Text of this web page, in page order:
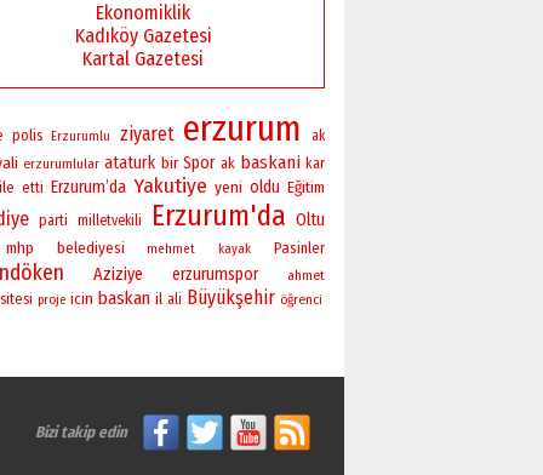
Ekonomiklik
Kadıköy Gazetesi
Kartal Gazetesi
polis Erzurumlu ziyaret erzurum
ak
erzurumlular ataturk bir Spor ak baskani kar
ile etti Erzurum’da Yakutiye yeni oldu Eğitim
parti milletvekili Erzurum'da Oltu
mhp belediyesi mehmet kayak Pasinler
Aziziye erzurumspor ahmet
proje icin baskan il ali Büyükşehir öğrenci
Bizi takip edin